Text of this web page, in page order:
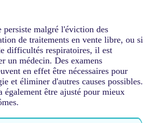
malgré l'éviction des
de traitements en vente libre, ou si
difficultés respiratoires, il est
un médecin. Des examens
en effet être nécessaires pour
et éliminer d'autres causes possibles.
également être ajusté pour mieux